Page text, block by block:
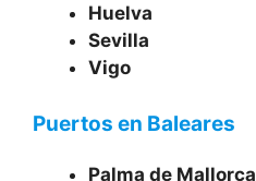
Huelva
Sevilla
Vigo
Puertos en Baleares
Palma de Mallorca